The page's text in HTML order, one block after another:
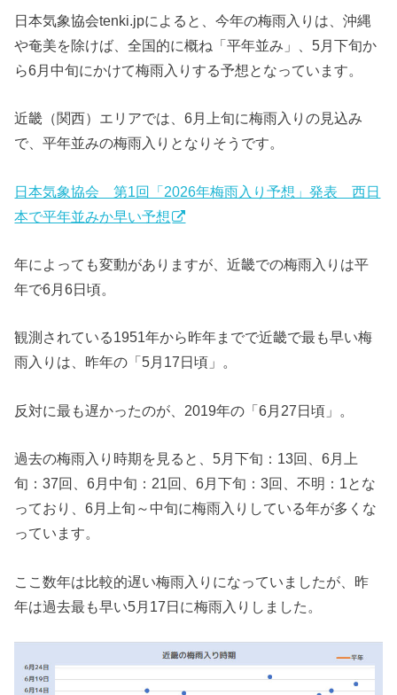
日本気象協会tenki.jpによると、今年の梅雨入りは、沖縄
や奄美を除けば、全国的に概ね「平年並み」、5月下旬か
ら6月中旬にかけて梅雨入りする予想となっています。
近畿（関西）エリアでは、6月上旬に梅雨入りの見込み
で、平年並みの梅雨入りとなりそうです。
日本気象協会 第1回「2026年梅雨入り予想」発表 西日
本で平年並みか早い予想
年によっても変動がありますが、近畿での梅雨入りは平
年で6月6日頃。
観測されている1951年から昨年までで近畿で最も早い梅
雨入りは、昨年の「5月17日頃」。
反対に最も遅かったのが、2019年の「6月27日頃」。
過去の梅雨入り時期を見ると、5月下旬：13回、6月上
旬：37回、6月中旬：21回、6月下旬：3回、不明：1とな
っており、6月上旬～中旬に梅雨入りしている年が多くな
っています。
ここ数年は比較的遅い梅雨入りになっていましたが、昨
年は過去最も早い5月17日に梅雨入りしました。